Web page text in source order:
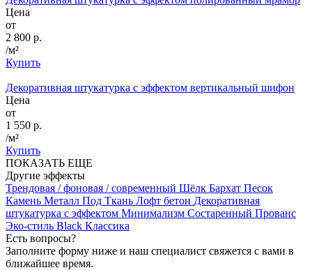
Цена
от
2 800 р.
/м²
Купить
Декоративная штукатурка с эффектом вертикальный шифон
Цена
от
1 550 р.
/м²
Купить
ПОКАЗАТЬ ЕЩЕ
Другие эффекты
Трендовая / фоновая / современный Шёлк Бархат Песок
Камень Металл Под Ткань Лофт бетон Декоративная
штукатурка с эффектом Минимализм Состаренный Прованс
Эко-стиль Black Классика
Есть вопросы?
Заполните форму ниже и наш специалист свяжется с вами в
ближайшее время.